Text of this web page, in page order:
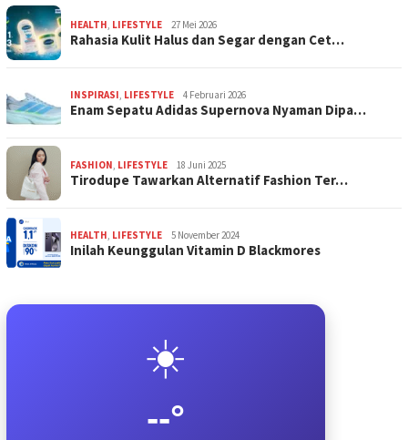
HEALTH, LIFESTYLE 27 Mei 2026
Rahasia Kulit Halus dan Segar dengan Cet…
INSPIRASI, LIFESTYLE 4 Februari 2026
Enam Sepatu Adidas Supernova Nyaman Dipa…
FASHION, LIFESTYLE 18 Juni 2025
Tirodupe Tawarkan Alternatif Fashion Ter…
HEALTH, LIFESTYLE 5 November 2024
Inilah Keunggulan Vitamin D Blackmores
☀️
--°